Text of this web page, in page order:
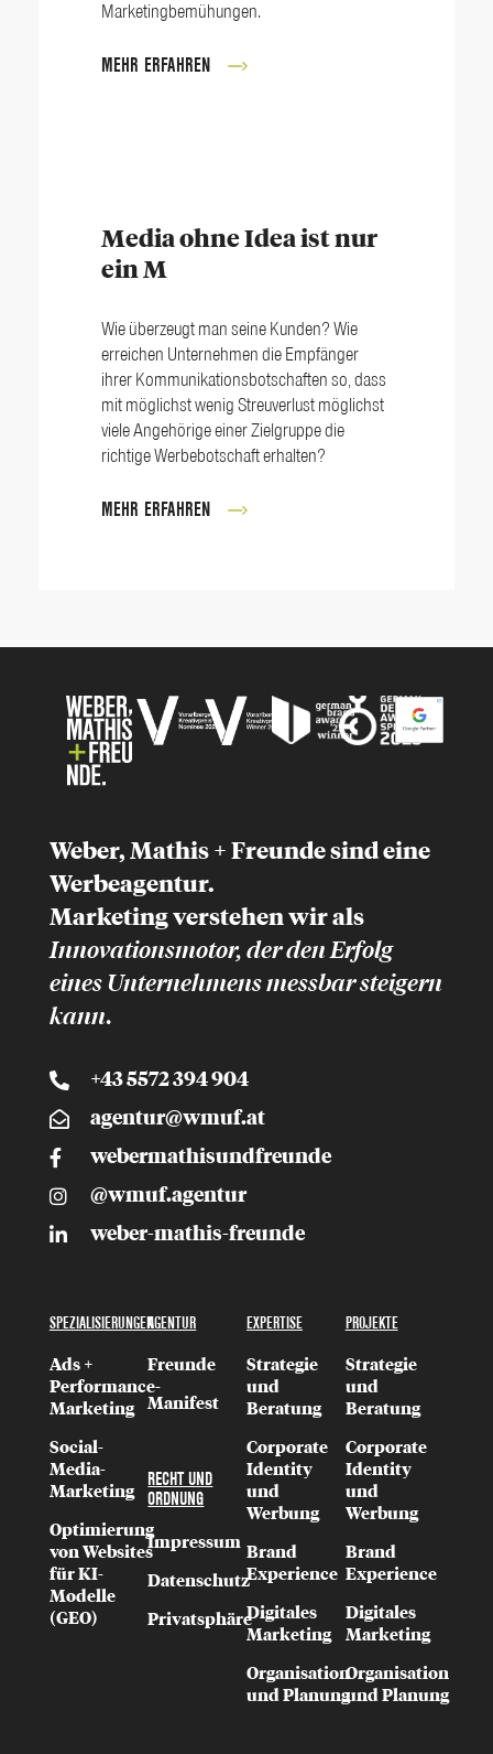
Marketingbemühungen.
MEHR ERFAHREN
Media ohne Idea ist nur
ein M
Wie überzeugt man seine Kunden? Wie
erreichen Unternehmen die Empfänger
ihrer Kommunikationsbotschaften so, dass
mit möglichst wenig Streuverlust möglichst
viele Angehörige einer Zielgruppe die
richtige Werbebotschaft erhalten?
MEHR ERFAHREN
Weber, Mathis + Freunde sind eine
Werbeagentur.
Marketingverstehen wir als
Innovationsmotor, derden Erfolg
eines Unternehmens messbarsteigern
kann.
+43 5572 394 904
agentur@wmuf.at
webermathisundfreunde
@wmuf.agentur
weber-mathis-freunde
AGENTUR
Freunde
Manifest
RECHT UND
ORDNUNG
Impressum
Datenschutz
Privatsphäre
EXPERTISE
Strategie
und
Beratung
Corporate
Identity
und
Werbung
Brand
Experience
Digitales
Marketing
Organisation
und Planung
PROJEKTE
Strategie
und
Beratung
Corporate
Identity
und
Werbung
Brand
Experience
Digitales
Marketing
Organisation
und Planung
SPEZIALISIERUNGEN
Ads +
Performance-
Marketing
Social-
Media-
Marketing
Optimierung
von Websites
für KI-
Modelle
(GEO)